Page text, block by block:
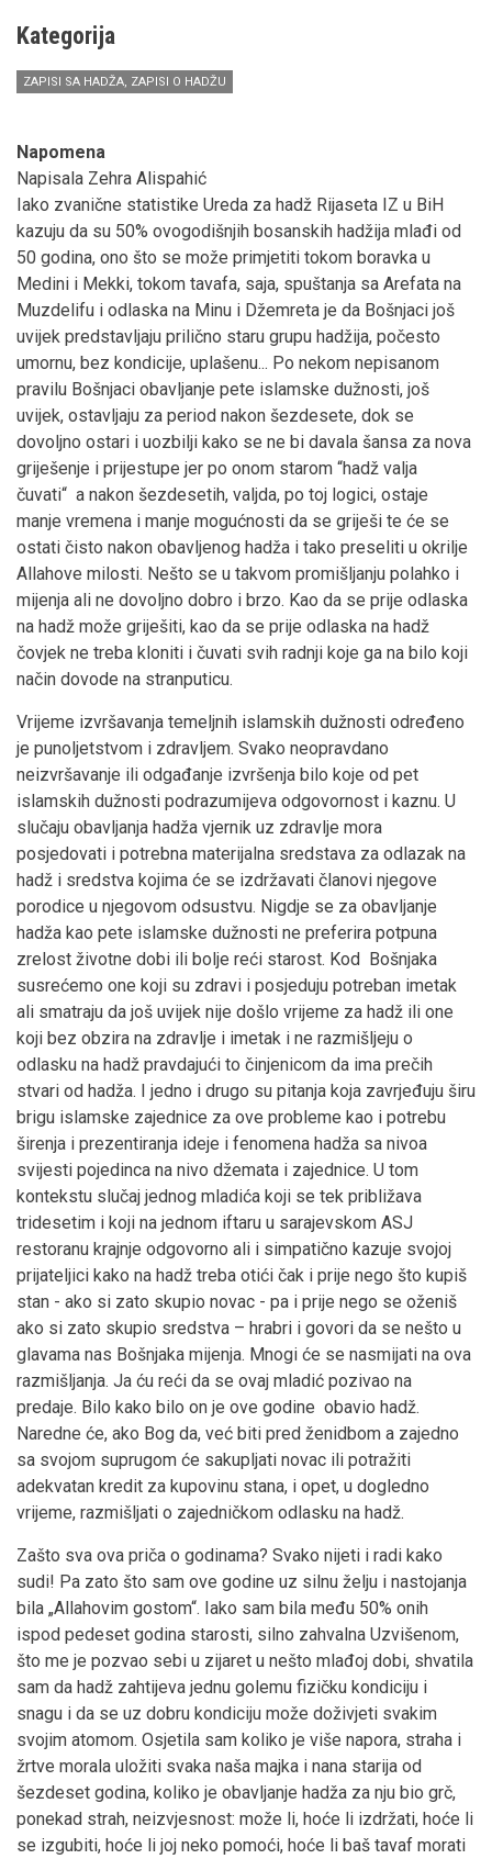
Kategorija
ZAPISI SA HADŽA, ZAPISI O HADŽU
Napomena
Napisala Zehra Alispahić
Iako zvanične statistike Ureda za hadž Rijaseta IZ u BiH
kazuju da su 50% ovogodišnjih bosanskih hadžija mlađi od
50 godina, ono što se može primjetiti tokom boravka u
Medini i Mekki, tokom tavafa, saja, spuštanja sa Arefata na
Muzdelifu i odlaska na Minu i Džemreta je da Bošnjaci još
uvijek predstavljaju prilično staru grupu hadžija, počesto
umornu, bez kondicije, uplašenu... Po nekom nepisanom
pravilu Bošnjaci obavljanje pete islamske dužnosti, još
uvijek, ostavljaju za period nakon šezdesete, dok se
dovoljno ostari i uozbilji kako se ne bi davala šansa za nova
griješenje i prijestupe jer po onom starom “hadž valja
čuvati“ a nakon šezdesetih, valjda, po toj logici, ostaje
manje vremena i manje mogućnosti da se griješi te će se
ostati čisto nakon obavljenog hadža i tako preseliti u okrilje
Allahove milosti. Nešto se u takvom promišljanju polahko i
mijenja ali ne dovoljno dobro i brzo. Kao da se prije odlaska
na hadž može griješiti, kao da se prije odlaska na hadž
čovjek ne treba kloniti i čuvati svih radnji koje ga na bilo koji
način dovode na stranputicu.
Vrijeme izvršavanja temeljnih islamskih dužnosti određeno
je punoljetstvom i zdravljem. Svako neopravdano
neizvršavanje ili odgađanje izvršenja bilo koje od pet
islamskih dužnosti podrazumijeva odgovornost i kaznu. U
slučaju obavljanja hadža vjernik uz zdravlje mora
posjedovati i potrebna materijalna sredstava za odlazak na
hadž i sredstva kojima će se izdržavati članovi njegove
porodice u njegovom odsustvu. Nigdje se za obavljanje
hadža kao pete islamske dužnosti ne preferira potpuna
zrelost životne dobi ili bolje reći starost. Kod Bošnjaka
susrećemo one koji su zdravi i posjeduju potreban imetak
ali smatraju da još uvijek nije došlo vrijeme za hadž ili one
koji bez obzira na zdravlje i imetak i ne razmišljeju o
odlasku na hadž pravdajući to činjenicom da ima prečih
stvari od hadža. I jedno i drugo su pitanja koja zavrjeđuju širu
brigu islamske zajednice za ove probleme kao i potrebu
širenja i prezentiranja ideje i fenomena hadža sa nivoa
svijesti pojedinca na nivo džemata i zajednice. U tom
kontekstu slučaj jednog mladića koji se tek približava
tridesetim i koji na jednom iftaru u sarajevskom ASJ
restoranu krajnje odgovorno ali i simpatično kazuje svojoj
prijateljici kako na hadž treba otići čak i prije nego što kupiš
stan - ako si zato skupio novac - pa i prije nego se oženiš
ako si zato skupio sredstva – hrabri i govori da se nešto u
glavama nas Bošnjaka mijenja. Mnogi će se nasmijati na ova
razmišljanja. Ja ću reći da se ovaj mladić pozivao na
predaje. Bilo kako bilo on je ove godine obavio hadž.
Naredne će, ako Bog da, već biti pred ženidbom a zajedno
sa svojom suprugom će sakupljati novac ili potražiti
adekvatan kredit za kupovinu stana, i opet, u dogledno
vrijeme, razmišljati o zajedničkom odlasku na hadž.
Zašto sva ova priča o godinama? Svako nijeti i radi kako
sudi! Pa zato što sam ove godine uz silnu želju i nastojanja
bila „Allahovim gostom“. Iako sam bila među 50% onih
ispod pedeset godina starosti, silno zahvalna Uzvišenom,
što me je pozvao sebi u zijaret u nešto mlađoj dobi, shvatila
sam da hadž zahtijeva jednu golemu fizičku kondiciju i
snagu i da se uz dobru kondiciju može doživjeti svakim
svojim atomom. Osjetila sam koliko je više napora, straha i
žrtve morala uložiti svaka naša majka i nana starija od
šezdeset godina, koliko je obavljanje hadža za nju bio grč,
ponekad strah, neizvjesnost: može li, hoće li izdržati, hoće li
se izgubiti, hoće li joj neko pomoći, hoće li baš tavaf morati